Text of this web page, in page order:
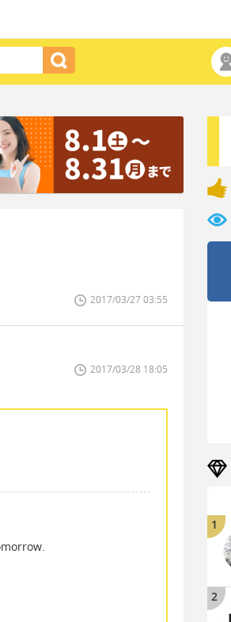
2017/03/27 03:55
2017/03/28 18:05
1
2